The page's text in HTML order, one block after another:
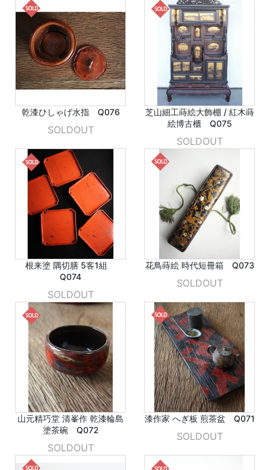
乾漆ひしゃげ水指 Q076
SOLDOUT
芝山細工蒔絵大飾棚 / 紅木蒔
絵博古櫃 Q075
SOLDOUT
根来塗 隅切膳 5客1組
Q074
SOLDOUT
花鳥蒔絵 時代短冊箱 Q073
SOLDOUT
山元精巧堂 清峯作 乾漆輪島
塗茶碗 Q072
SOLDOUT
漆作家 へぎ板 煎茶盆 Q071
SOLDOUT